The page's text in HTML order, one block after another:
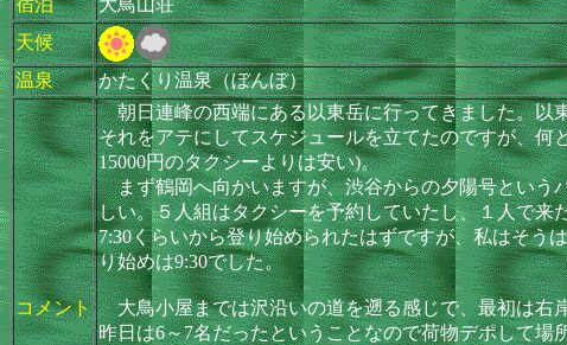
天候
温泉
かたくり温泉（ぼんぼ）
コメント
朝日連峰の西端にある以東岳に行ってきました。以
それをアテにしてスケジュールを立てたのですが、
15000円のタクシーよりは安い)。
まず鶴岡へ向かいますが、渋谷からの夕陽号という
しい。５人組はタクシーを予約していたし、１人で来
7:30くらいから登り始められたはずですが、私はそう
り始めは9:30でした。
大鳥小屋までは沢沿いの道を遡る感じで、最初は右
昨日は6～7名だったということなので荷物デポして